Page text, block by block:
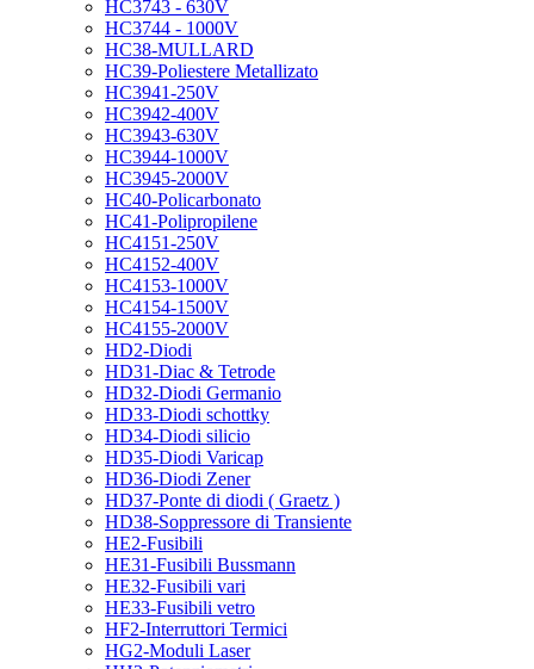
HC3743 - 630V
HC3744 - 1000V
HC38-MULLARD
HC39-Poliestere Metallizato
HC3941-250V
HC3942-400V
HC3943-630V
HC3944-1000V
HC3945-2000V
HC40-Policarbonato
HC41-Polipropilene
HC4151-250V
HC4152-400V
HC4153-1000V
HC4154-1500V
HC4155-2000V
HD2-Diodi
HD31-Diac & Tetrode
HD32-Diodi Germanio
HD33-Diodi schottky
HD34-Diodi silicio
HD35-Diodi Varicap
HD36-Diodi Zener
HD37-Ponte di diodi ( Graetz )
HD38-Soppressore di Transiente
HE2-Fusibili
HE31-Fusibili Bussmann
HE32-Fusibili vari
HE33-Fusibili vetro
HF2-Interruttori Termici
HG2-Moduli Laser